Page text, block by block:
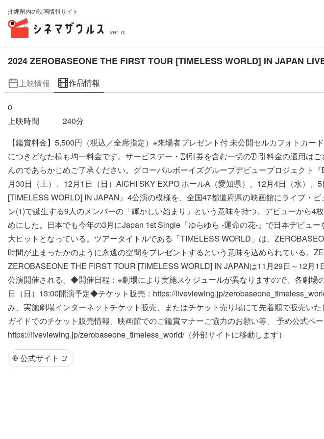
沖縄県内の映画情報サイト
ver. α
2024 ZEROBASEONE THE FIRST TOUR [TIMELESS WORLD] IN JAPAN
上映情報 作品情報
0
上映時間
240分
【鑑賞料金】5,500円（税込／全席指定）※来場者プレゼント付 未公開セルカフォトカ
につきどなた様も均一料金です。サービスデー・割引券を含む一切の割引料金の適用は
んのであらかじめご了承ください。グローバルボーイズグループデビュープロジェクト
月30日（土）、12月1日（日）AICHI SKY EXPO ホールA（愛知県）、12月4日（水）
[TIMELESS WORLD] IN JAPAN』4公演の模様を、全国47都道府県の映画館にライブ・
ン(1)で誕生する9人のメンバーの「輝かしい始まり」という意味を持つ。デビューから
めにした。日本でも今年の3月にJapan 1st Single『ゆらゆら -運命の花-』で日本デビュ
大ヒットとなっている。ツアータイトルである「TIMELESS WORLD」は、
時間が止まったかのように永遠の空間をプレゼントするという意味を込められている。
ZEROBASEONE THE FIRST TOUR [TIMELESS WORLD] IN JAPANは11月29日～12
公演開催される。◆開催日程：※劇場により実施スケジュールが異なりますので、各劇
日（日）13:00開演予定◆チケット販売：https://liveviewing.jp/
み、実施劇場インターネットチケット販売、またはチケット売り場にて先着順で販売い
ガイドでのチケット販売情報、映画館でのご鑑賞マナーご協力のお願い等、 予め公式ペ
https://liveviewing.jp/zerobaseone_timeless_world/（外部サイトに移動します）
公式サイト